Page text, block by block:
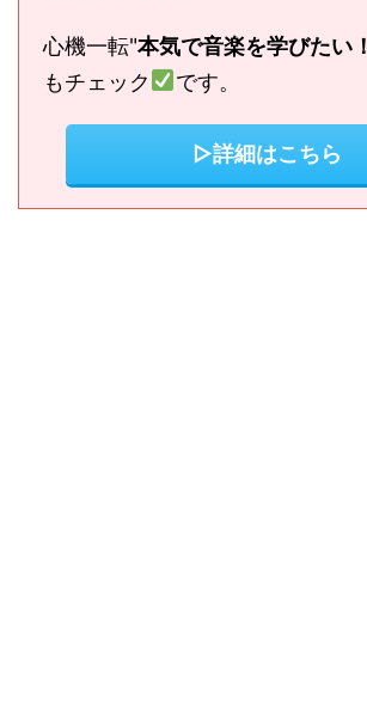
心機一転"本気で音楽を学びたい！
もチェック
です。
▷詳細はこちら